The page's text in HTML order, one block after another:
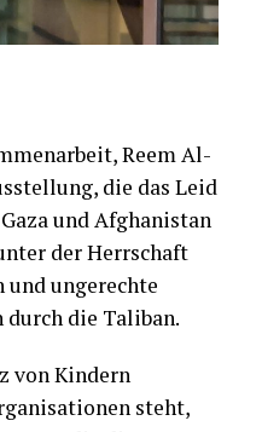
Reem Al-
die das Leid
und Afghanistan
der Herrschaft
und ungerechte
die Taliban.
von Kindern
steht,